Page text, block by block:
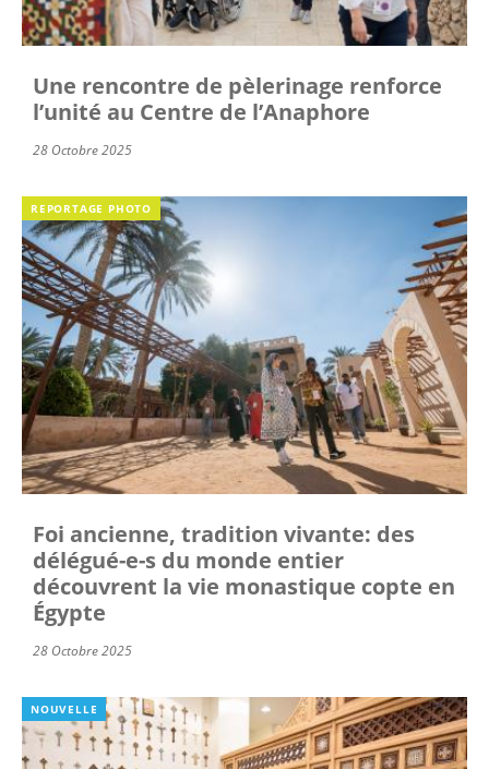
Une rencontre de pèlerinage renforce
l’unité au Centre de l’Anaphore
28 Octobre 2025
REPORTAGE PHOTO
Foi ancienne, tradition vivante: des
délégué-e-s du monde entier
découvrent la vie monastique copte en
Égypte
28 Octobre 2025
NOUVELLE